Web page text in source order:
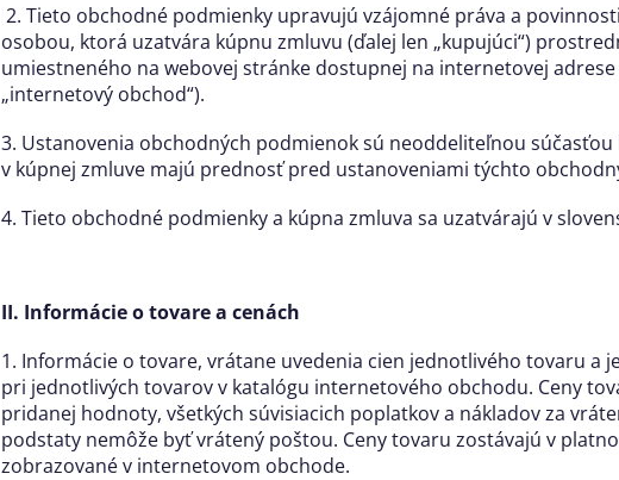
2. Tieto obchodné podmienky upravujú vzájomné práva a
osobou, ktorá uzatvára kúpnu zmluvu (ďalej len „kupujúci“)
umiestneného na webovej stránke dostupnej na internetovej
„internetový obchod“).
3. Ustanovenia obchodných podmienok sú neoddeliteľnou
v kúpnej zmluve majú prednosť pred ustanoveniami týchto
4. Tieto obchodné podmienky a kúpna zmluva sa uzatvárajú v
II. Informácie o tovare a cenách
1. Informácie o tovare, vrátane uvedenia cien jednotlivého tovaru a
pri jednotlivých tovarov v katalógu internetového obchodu. Ceny
pridanej hodnoty, všetkých súvisiacich poplatkov a nákladov za
podstaty nemôže byť vrátený poštou. Ceny tovaru zostávajú v
zobrazované v internetovom obchode.